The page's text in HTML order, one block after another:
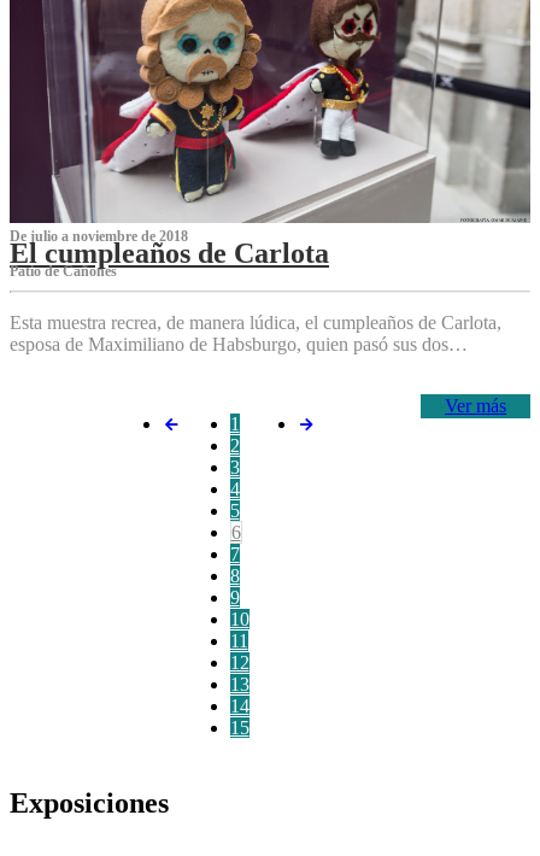
De julio a noviembre de 2018
El cumpleaños de Carlota
Patio de Cañones
Esta muestra recrea, de manera lúdica, el cumpleaños de Carlota,
esposa de Maximiliano de Habsburgo, quien pasó sus dos…
Ver más
1
2
3
4
5
6
7
8
9
10
11
12
13
14
15
Exposiciones